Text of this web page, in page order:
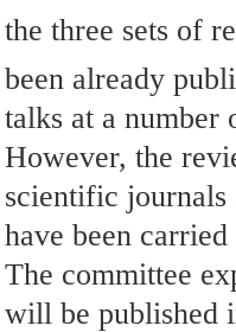
the three sets of
been already
talks at a number
However, the
scientific journals
have been
The committee
will be published